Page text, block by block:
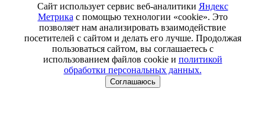
Сайт использует сервис веб-аналитики Яндекс
Метрика с помощью технологии «cookie». Это
позволяет нам анализировать взаимодействие
посетителей с сайтом и делать его лучше. Продолжая
пользоваться сайтом, вы соглашаетесь с
использованием файлов cookie и политикой
обработки персональных данных.
Соглашаюсь